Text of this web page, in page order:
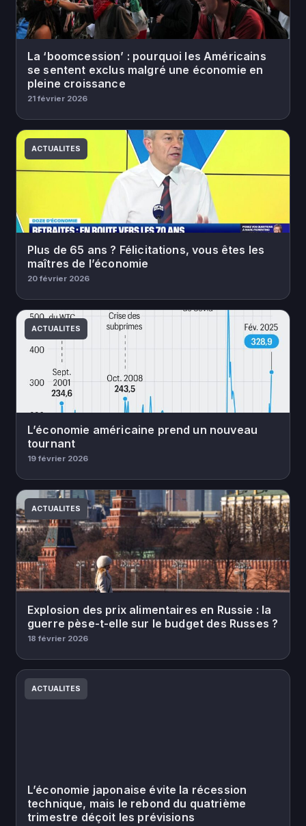
La ‘boomcession’ : pourquoi les Américains
se sentent exclus malgré une économie en
pleine croissance
21 février 2026
ACTUALITES
Plus de 65 ans ? Félicitations, vous êtes les
maîtres de l’économie
20 février 2026
ACTUALITES
L’économie américaine prend un nouveau
tournant
19 février 2026
ACTUALITES
Explosion des prix alimentaires en Russie : la
guerre pèse-t-elle sur le budget des Russes ?
18 février 2026
ACTUALITES
L’économie japonaise évite la récession
technique, mais le rebond du quatrième
trimestre déçoit les prévisions